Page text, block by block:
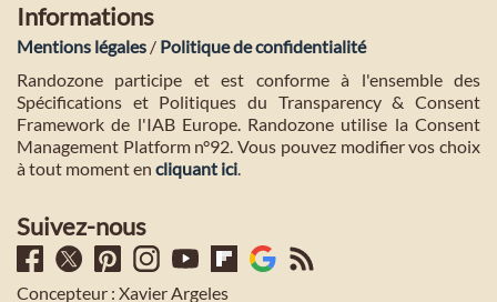
Informations
Mentions légales / Politique de confidentialité
Randozone participe et est conforme à l'ensemble des
Spécifications et Politiques du Transparency & Consent
Framework de l'IAB Europe. Randozone utilise la Consent
Management Platform n°92. Vous pouvez modifier vos choix
à tout moment en cliquant ici.
Suivez-nous
Concepteur : Xavier Argeles